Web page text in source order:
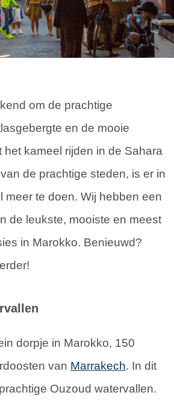
om de prachtige
en de mooie
het kameel rijden in de Sahara
de prachtige steden, is er in
meer te doen. Wij hebben een
de leukste, mooiste en meest
in Marokko. Benieuwd?
dorpje in Marokko, 150
van Marrakech. In dit
Ouzoud watervallen.